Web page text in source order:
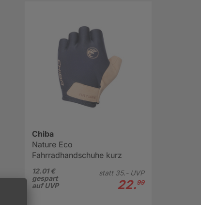
Chiba
Nature Eco
Fahrradhandschuhe kurz
12.01 €
gespart
auf UVP
statt 35.-UVP
22.99